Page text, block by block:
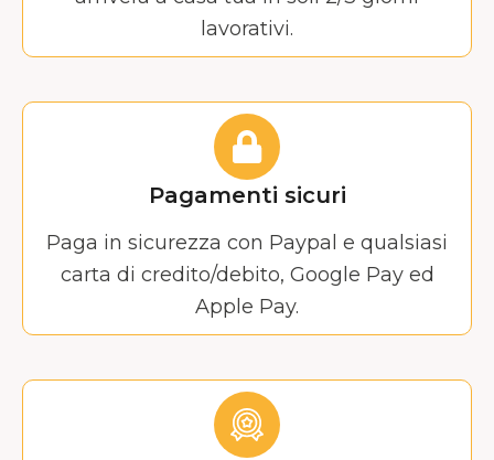
lavorativi.
Pagamenti sicuri
Paga in sicurezza con Paypal e qualsiasi
carta di credito/debito, Google Pay ed
Apple Pay.